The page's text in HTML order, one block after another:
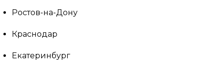
Ростов-на-Дону
Краснодар
Екатеринбург